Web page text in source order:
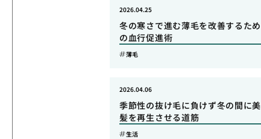
冬の寒さで進む薄毛を改善するため
の血行促進術
2026.04.25
薄毛
季節性の抜け毛に負けず冬の間に美
髪を再生させる道筋
2026.04.06
生活